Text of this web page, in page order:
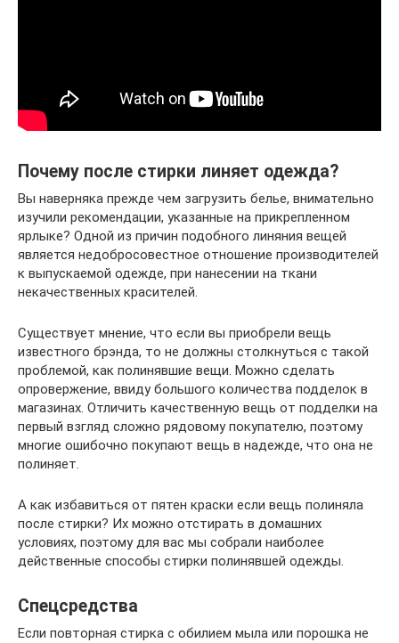
Почему после стирки линяет одежда?
Вы наверняка прежде чем загрузить белье, внимательно
изучили рекомендации, указанные на прикрепленном
ярлыке? Одной из причин подобного линяния вещей
является недобросовестное отношение производителей
к выпускаемой одежде, при нанесении на ткани
некачественных красителей.
Существует мнение, что если вы приобрели вещь
известного брэнда, то не должны столкнуться с такой
проблемой, как полинявшие вещи. Можно сделать
опровержение, ввиду большого количества подделок в
магазинах. Отличить качественную вещь от подделки на
первый взгляд сложно рядовому покупателю, поэтому
многие ошибочно покупают вещь в надежде, что она не
полиняет.
А как избавиться от пятен краски если вещь полиняла
после стирки? Их можно отстирать в домашних
условиях, поэтому для вас мы собрали наиболее
действенные способы стирки полинявшей одежды.
Спецсредства
Если повторная стирка с обилием мыла или порошка не